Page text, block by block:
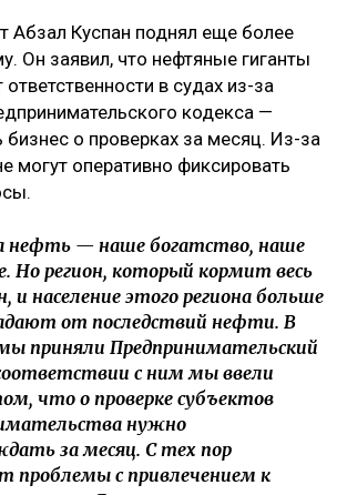
Абзал Куспан поднял еще более
Он заявил, что нефтяные гиганты
ответственности в судах из-за
кодекса —
о проверках за месяц. Из-за
могут оперативно фиксировать
нефть — наше богатство, наше
Но регион, который кормит весь
и население этого региона больше
от последствий нефти. В
мы приняли Предпринимательский
с ним мы ввели
что о проверке субъектов
нужно
за месяц. С тех пор
проблемы с привлечением к